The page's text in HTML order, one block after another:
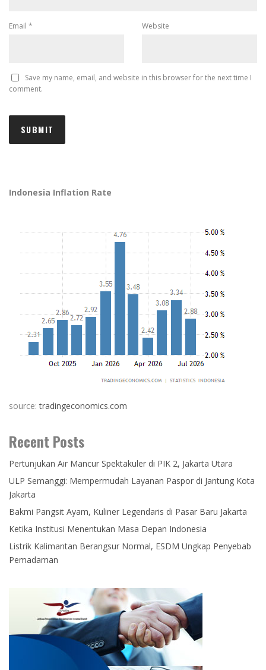
Email * Website
Save my name, email, and website in this browser for the next time I
comment.
Indonesia Inflation Rate
source:tradingeconomics.com
Recent Posts
Pertunjukan Air Mancur Spektakuler di PIK 2, Jakarta Utara
ULP Semanggi: Mempermudah Layanan Paspor di Jantung Kota
Jakarta
Bakmi Pangsit Ayam, Kuliner Legendaris di Pasar Baru Jakarta
Ketika Institusi Menentukan Masa Depan Indonesia
Listrik Kalimantan Berangsur Normal, ESDM Ungkap Penyebab
Pemadaman